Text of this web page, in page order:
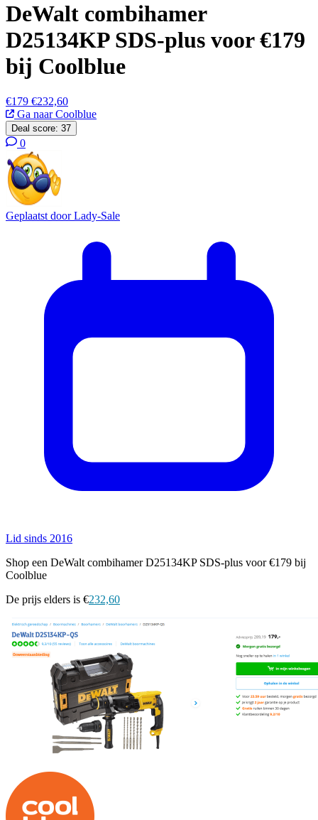
DeWalt combihamer
D25134KP SDS-plus voor €179
bij Coolblue
€179 €232,60
Ga naar Coolblue
Deal score: 37
0
Geplaatst doorLady-Sale
Lid sinds 2016
Shop een DeWalt combihamer D25134KP SDS-plus voor €179 bij
Coolblue
De prijs elders is €232,60